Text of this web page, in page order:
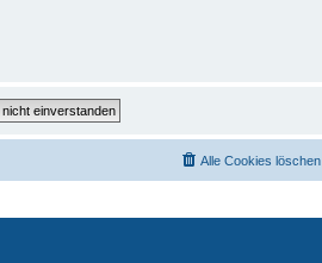
Alle Cookies löschen